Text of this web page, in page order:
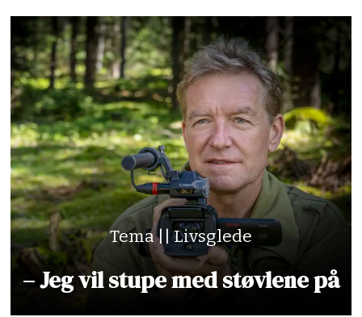
Tema || Livsglede
– Jeg vil stupe med støvlene på